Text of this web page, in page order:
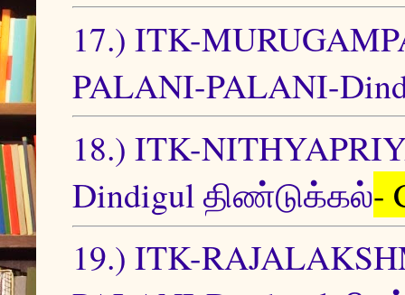
17.) ITK-
PALANI-PALANI-
18.) ITK-
Dindigul திண்டுக்கல்-
19.) ITK-